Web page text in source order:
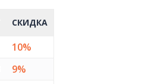
СКИДКА
10%
9%